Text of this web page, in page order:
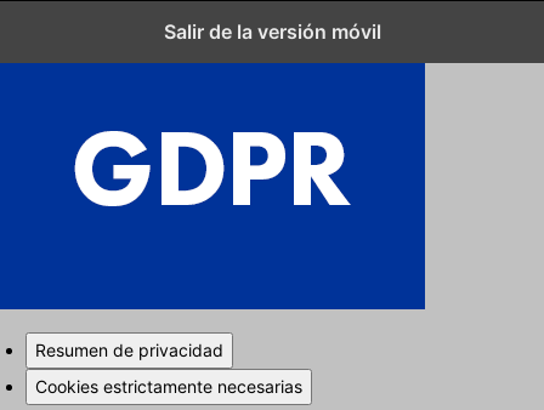
Salir de la versión móvil
Cerrar los ajustes de cookies RGPD
Resumen de privacidad
Cookies estrictamente necesarias